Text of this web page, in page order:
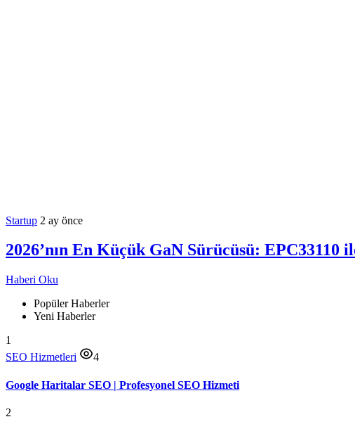
Startup 2 ay önce
2026’nın En Küçük GaN Sürücüsü:
Haberi Oku
Popüler Haberler
Yeni Haberler
1
SEO Hizmetleri
4
Google Haritalar SEO | Profesyonel SEO Hizmeti
2